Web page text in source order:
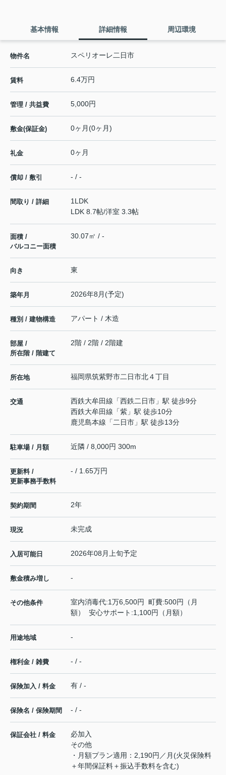
基本情報 詳細情報 周辺環境
物件名 スペリオーレ二日市
賃料 6.4万円
管理 / 共益費 5,000円
敷金(保証金) 0ヶ月(0ヶ月)
礼金 0ヶ月
償却 / 敷引 - / -
間取り / 詳細
1LDK
LDK 8.7帖/洋室 3.3帖
面積 /
バルコニー面積
30.07㎡ / -
向き 東
築年月 2026年8月(予定)
種別 / 建物構造 アパート / 木造
部屋 /
所在階 / 階建て
2階 / 2階 / 2階建
所在地 福岡県筑紫野市二日市北４丁目
交通 西鉄大牟田線 「西鉄二日市 」駅 徒歩9分
西鉄大牟田線 「紫 」駅 徒歩10分
鹿児島本線 「 二日市 」駅 徒歩13分
駐車場 / 月額 近隣 / 8,000円 300m
更新料 /
更新事務手数料
- / 1.65万円
契約期間 2年
現況 未完成
入居可能日 2026年08月上旬予定
敷金積み増し -
その他条件
室内消毒代:1万6,500円 町費:500円（月
額） 安心サポート:1,100円（月額）
用途地域 -
権利金 / 雑費 - / -
保険加入 / 料金 有 / -
保険名 / 保険期間 - / -
保証会社 / 料金
必加入
その他
・月額プラン適用：2,190円／月(火災保険料
＋年間保証料＋振込手数料を含む)